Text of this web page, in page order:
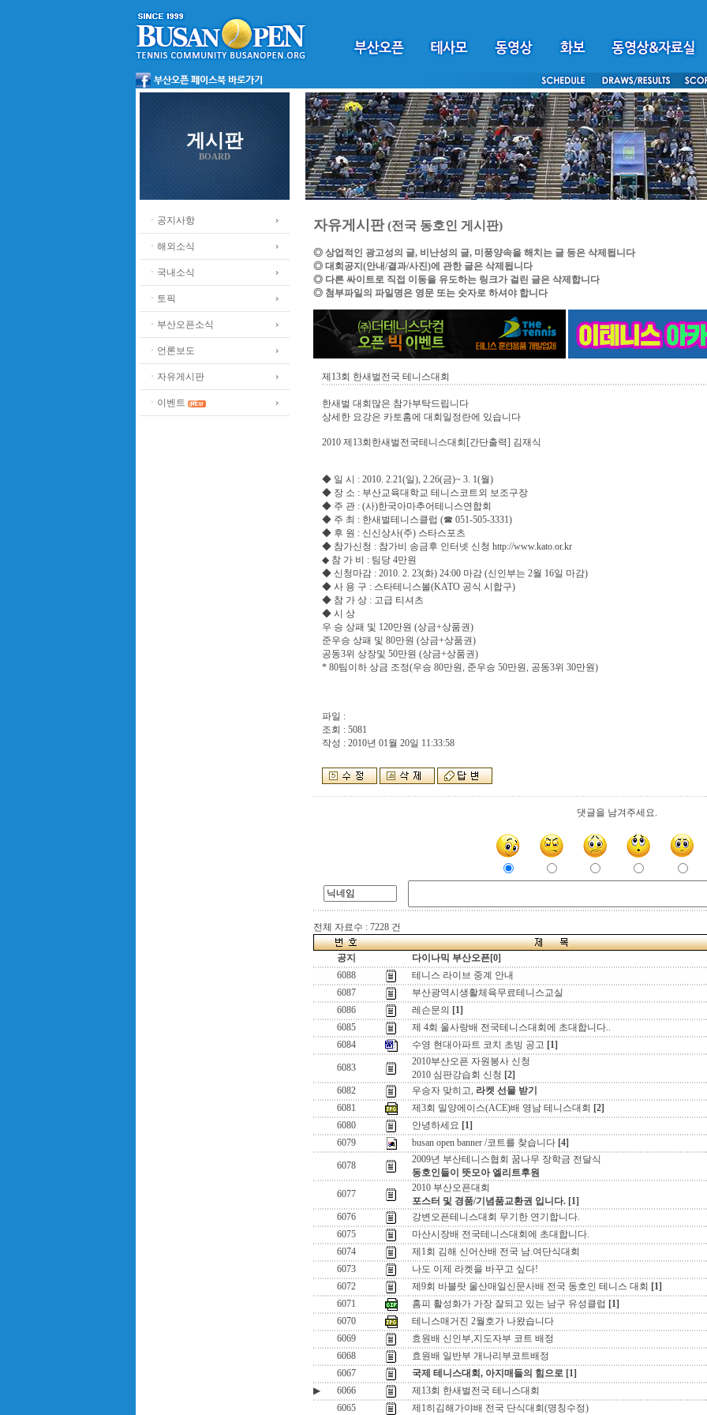
게시판
BOARD
ㆍ공지사항
ㆍ해외소식
ㆍ국내소식
ㆍ토픽
ㆍ부산오픈소식
ㆍ언론보도
ㆍ자유게시판
ㆍ이벤트
자유게시판(전국 동호인 게시판)
◎ 상업적인 광고성의 글, 비난성의 글, 미풍양속을 해치는 글 등은 삭제됩니다
◎ 대회공지(안내/결과/사진)에 관한 글은 삭제됩니다
◎ 다른 싸이트로 직접 이동을 유도하는 링크가 걸린 글은 삭제합니다
◎ 첨부파일의 파일명은 영문 또는 숫자로 하셔야 합니다
제13회 한새벌전국 테니스대회
한새벌 대회많은 참가부탁드립니다
상세한 요강은 카토홈에 대회일정란에 있습니다
2010 제13회한새벌전국테니스대회[간단출력] 김재식
◆ 일 시 : 2010. 2.21(일), 2.26(금)~ 3. 1(월)
◆ 장 소 : 부산교육대학교 테니스코트외 보조구장
◆ 주 관 : (사)한국아마추어테니스연합회
◆ 주 최 : 한새벌테니스클럽 (☎ 051-505-3331)
◆ 후 원 : 신신상사(주) 스타스포츠
◆ 참가신청 : 참가비 송금후 인터넷 신청 http://www.kato.or.kr
◆ 참 가 비 : 팀당 4만원
◆ 신청마감 : 2010. 2. 23(화) 24:00 마감 (신인부는 2월 16일 마감)
◆ 사 용 구 : 스타테니스볼(KATO 공식 시합구)
◆ 참 가 상 : 고급 티셔츠
◆ 시 상
우 승 상패 및 120만원 (상금+상품권)
준우승 상패 및 80만원 (상금+상품권)
공동3위 상장및 50만원 (상금+상품권)
* 80팀이하 상금 조정(우승 80만원, 준우승 50만원, 공동3위 30만원)
파일 :
조회 : 5081
작성 : 2010년 01월 20일 11:33:58
댓글을 남겨주세요.
전체 자료수 : 7228 건
공지
다이나믹 부산오픈[0]
6088
테니스 라이브 중계 안내
6087
부산광역시생활체육무료테니스교실
6086
레슨문의 [1]
6085
제 4회 울사랑배 전국테니스대회에 초대합니다..
6084
수영 현대아파트 코치 초빙 공고 [1]
6083
2010부산오픈 자원봉사 신청
2010 심판강습회 신청 [2]
6082
우승자 맞히고, 라켓 선물 받기
6081
제3회 밀양에이스(ACE)배 영남 테니스대회 [2]
6080
안녕하세요 [1]
6079
busan open banner /코트를 찾습니다 [4]
6078
2009년 부산테니스협회 꿈나무 장학금 전달식
동호인들이 뜻모아 엘리트후원
6077
2010 부산오픈대회
포스터 및 경품/기념품교환권 입니다. [1]
6076
강변오픈테니스대회 무기한 연기합니다.
6075
마산시장배 전국테니스대회에 초대합니다.
6074
제1회 김해 신어산배 전국 남.여단식대회
6073
나도 이제 라켓을 바꾸고 싶다!
6072
제9회 바블랏 울산매일신문사배 전국 동호인 테니스 대회 [1]
6071
홈피 활성화가 가장 잘되고 있는 남구 유성클럽 [1]
6070
테니스매거진 2월호가 나왔습니다
6069
효원배 신인부,지도자부 코트 배정
6068
효원배 일반부 개나리부코트배정
6067
국제 테니스대회, 아지매들의 힘으로 [1]
▶
6066
제13회 한새벌전국 테니스대회
6065
제1히김해가야배 전국 단식대회(명칭수정)